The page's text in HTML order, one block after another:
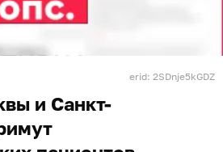
erid: 2SDnje5kGDZ
и Санкт-